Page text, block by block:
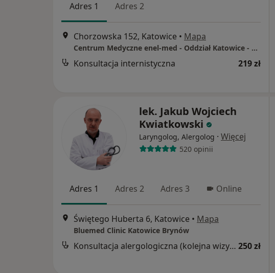
Adres 1 Adres 2
Chorzowska 152, Katowice • Mapa
Centrum Medyczne enel-med - Oddział Katowice - Chorzowska
Konsultacja internistyczna 219 zł
lek. Jakub Wojciech
Kwiatkowski
Laryngolog, Alergolog · Więcej
520 opinii
Adres 1 Adres 2 Adres 3 Online
Świętego Huberta 6, Katowice • Mapa
Bluemed Clinic Katowice Brynów
Konsultacja alergologiczna (kolejna wizyta) 250 zł